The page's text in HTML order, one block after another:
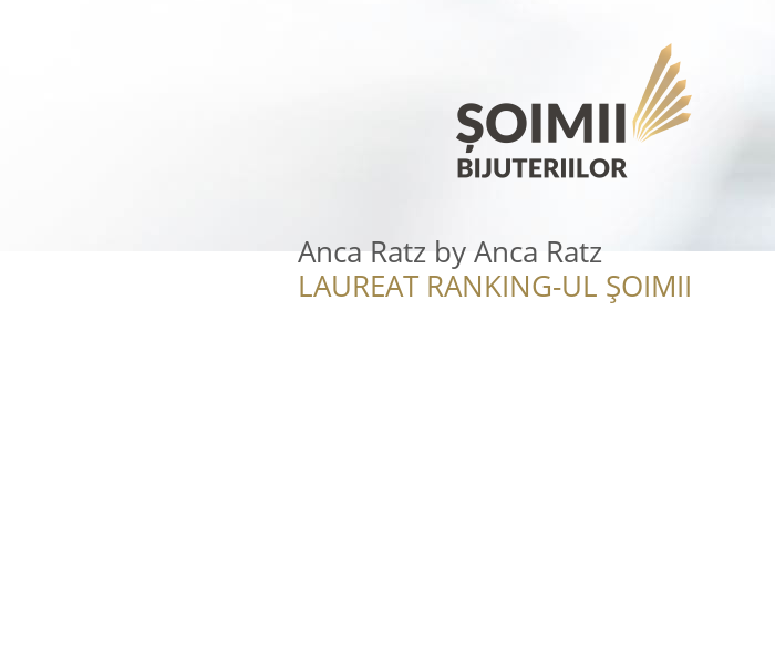
Anca Ratz by Anca Ratz
LAUREAT RANKING-UL ȘOIMII